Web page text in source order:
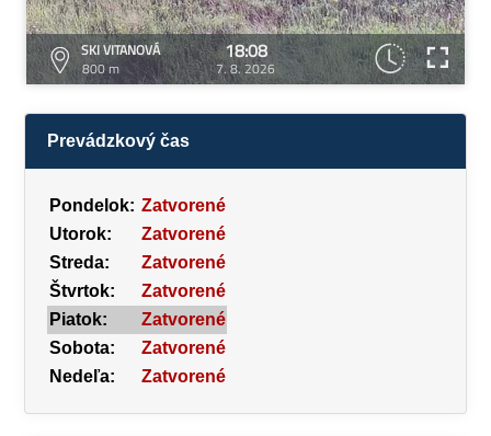
SKI VITANOVÁ
800 m
18:08
7. 8. 2026
Prevádzkový čas
Pondelok: Zatvorené
Utorok:
Zatvorené
Streda:
Zatvorené
Štvrtok:
Zatvorené
Piatok:
Zatvorené
Sobota:
Zatvorené
Nedeľa:
Zatvorené